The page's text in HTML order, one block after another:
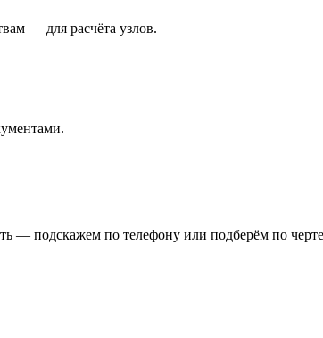
— для расчёта узлов.
— подскажем по телефону или подберём по